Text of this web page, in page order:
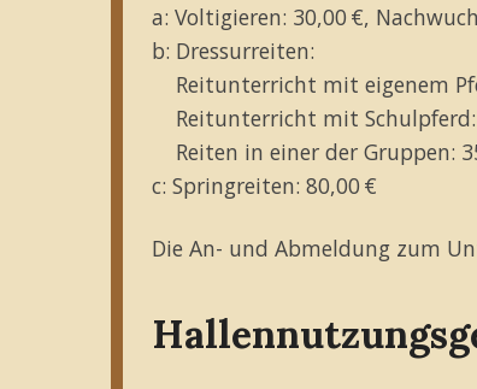
a: Voltigieren: 30,00 €,
b: Dressurreiten:
Reitunterricht mit eigenem
Reitunterricht mit Schulpferd:
Reiten in einer der Gruppen:
c: Springreiten: 80,00 €
Die An- und Abmeldung zum